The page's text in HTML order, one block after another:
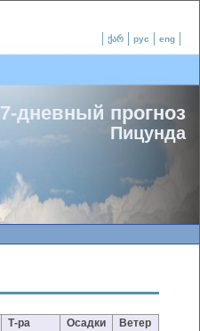
ქარ рус eng
7-дневный прогноз
Пицунда
Т-ра Осадки Ветер